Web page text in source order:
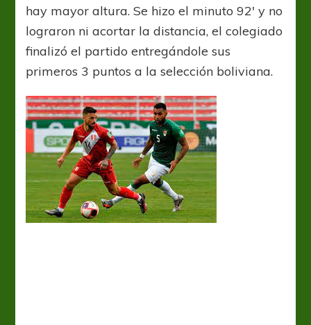
hay mayor altura. Se hizo el minuto 92′ y no
lograron ni acortar la distancia, el colegiado
finalizó el partido entregándole sus
primeros 3 puntos a la selección boliviana.